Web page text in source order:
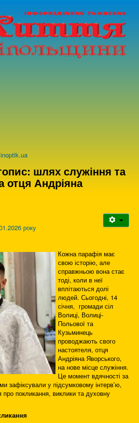
Про нас
Зворотній зв'язок
шлях служіння та
отця Андріяна
року
Кожна парафія має
свою історію, але
справжньою вона стає
тоді, коли в неї
вплітаються долі
людей. Сьогодні, 14
січня, громади сіл
Волиці, Волиці-
Польової та
Кузьминець
проводжають свого
настоятеля, отця
Андріяна Яворського,
на нове місце служіння.
Це момент вдячності за
зафіксували у підсумковому інтерв’ю,
покликання, виклики та духовну